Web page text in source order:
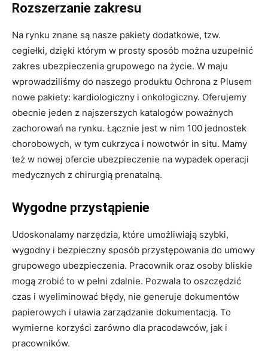
Rozszerzanie zakresu
Na rynku znane są nasze pakiety dodatkowe, tzw.
cegiełki, dzięki którym w prosty sposób można uzupełnić
zakres ubezpieczenia grupowego na życie. W maju
wprowadziliśmy do naszego produktu Ochrona z Plusem
nowe pakiety: kardiologiczny i onkologiczny. Oferujemy
obecnie jeden z najszerszych katalogów poważnych
zachorowań na rynku. Łącznie jest w nim 100 jednostek
chorobowych, w tym cukrzyca i nowotwór in situ. Mamy
też w nowej ofercie ubezpieczenie na wypadek operacji
medycznych z chirurgią prenatalną.
Wygodne przystąpienie
Udoskonalamy narzędzia, które umożliwiają szybki,
wygodny i bezpieczny sposób przystępowania do umowy
grupowego ubezpieczenia. Pracownik oraz osoby bliskie
mogą zrobić to w pełni zdalnie. Pozwala to oszczędzić
czas i wyeliminować błędy, nie generuje dokumentów
papierowych i uławia zarządzanie dokumentacją. To
wymierne korzyści zarówno dla pracodawców, jak i
pracowników.